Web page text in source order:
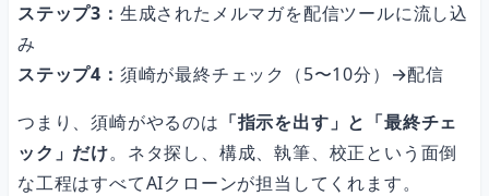
ステップ3： 生成されたメルマガを配信ツールに流し込
み
ステップ4： 須崎が最終チェック（5〜10分）→配信
つまり、須崎がやるのは 「指示を出す」と「最終チェ
ック」だけ。ネタ探し、構成、執筆、校正という面倒
な工程はすべてAIクローンが担当してくれます。